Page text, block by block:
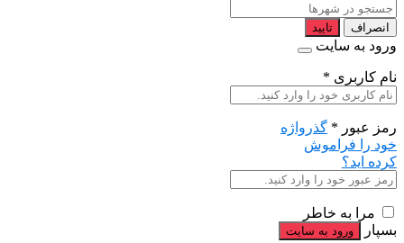
انصراف تایید
ورود به سایت
نام کاربری *
رمز عبور * گذرواژه
خود را فراموش
کرده اید؟
مرا به خاطر
بسپار